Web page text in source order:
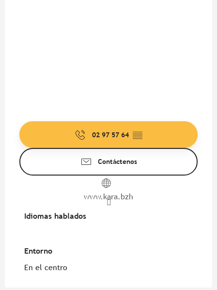
02 97 57 64 ▒▒
Contáctenos
www.kara.bzh
Idiomas hablados
Idiomas hablados
Entorno
Entorno
En el centro